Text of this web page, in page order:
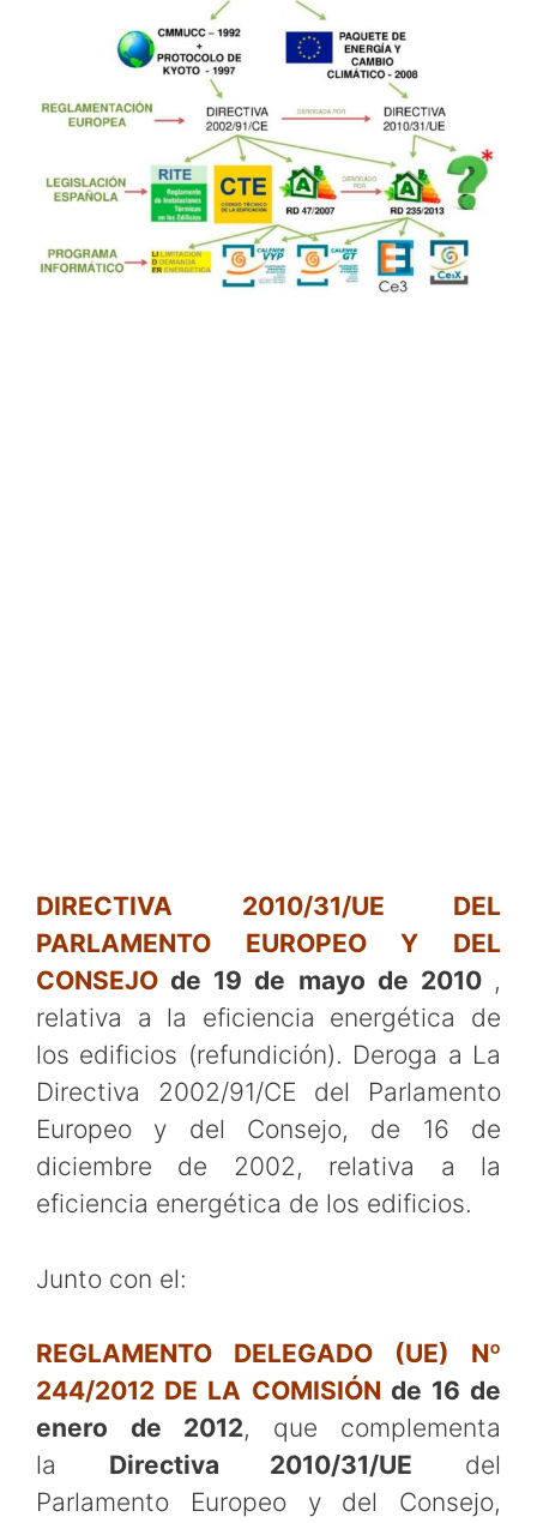
DIRECTIVA 2010/31/UE DEL
PARLAMENTO EUROPEO Y DEL
CONSEJOde 19 de mayo de 2010 ,
relativa a la eficiencia energética de
los edificios (refundición). Deroga a La
Directiva 2002/91/CE del Parlamento
Europeo y del Consejo, de 16 de
diciembre de 2002, relativa a la
eficiencia energética de los edificios.
Junto con el:
REGLAMENTO DELEGADO (UE) Nº
244/2012 DE LA COMISIÓN de 16 de
enero de 2012,
que complementa
la Directiva 2010/31/UE del
Parlamento Europeo y del Consejo,